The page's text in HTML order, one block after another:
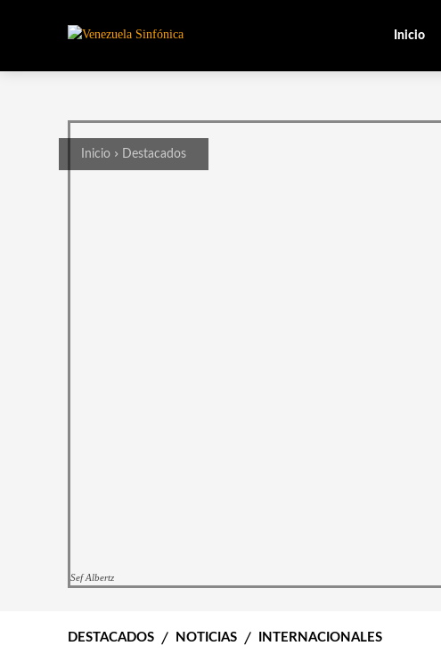
Inicio
Inicio Destacados
Sef Albertz
DESTACADOS NOTICIAS INTERNACIONALES